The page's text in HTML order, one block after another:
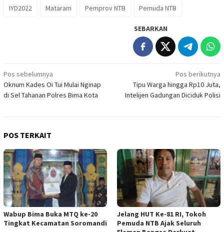
IYD2022 Mataram Pemprov NTB Pemuda NTB
SEBARKAN
Navigasi
pos
Pos sebelumnya
Oknum Kades Oi Tui Mulai Nginap
di Sel Tahanan Polres Bima Kota
Pos berikutnya
Tipu Warga hingga Rp10 Juta,
Intelijen Gadungan Diciduk Polisi
POS TERKAIT
Wabup Bima Buka MTQ ke-20
Tingkat Kecamatan Soromandi
Jelang HUT Ke-81 RI, Tokoh
Pemuda NTB Ajak Seluruh